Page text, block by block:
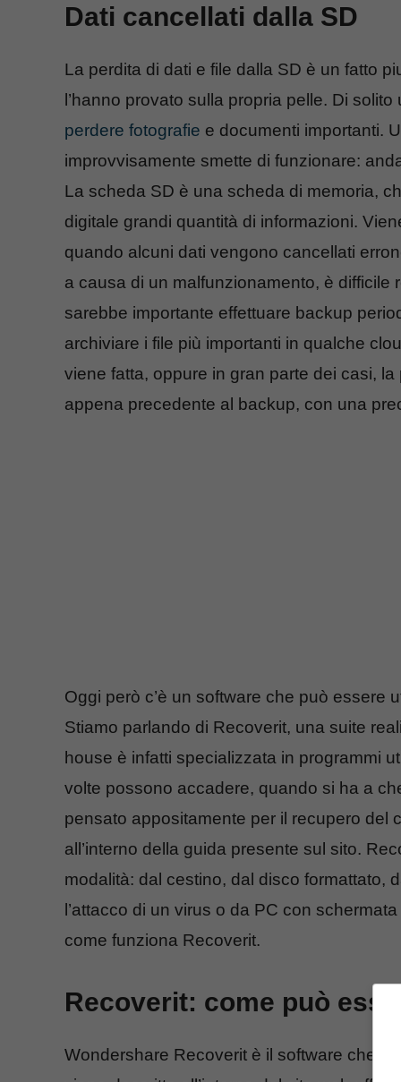
Dati cancellati dalla SD
La perdita di dati e file dalla SD è un fatto
l’hanno provato sulla propria pelle. Di
perdere fotografie e documenti importanti.
improvvisamente smette di funzionare:
La scheda SD è una scheda di memoria,
digitale grandi quantità di informazioni.
quando alcuni dati vengono cancellati
a causa di un malfunzionamento, è
sarebbe importante effettuare backup
archiviare i file più importanti in qualche
viene fatta, oppure in gran parte dei casi,
appena precedente al backup, con una
Oggi però c’è un software che può essere
Stiamo parlando di Recoverit, una suite
house è infatti specializzata in programmi
volte possono accadere, quando si ha a
pensato appositamente per il recupero del
all’interno della guida presente sul sito.
modalità: dal cestino, dal disco formattato,
l’attacco di un virus o da PC con
come funziona Recoverit.
Recoverit: come può
Wondershare Recoverit è il software che